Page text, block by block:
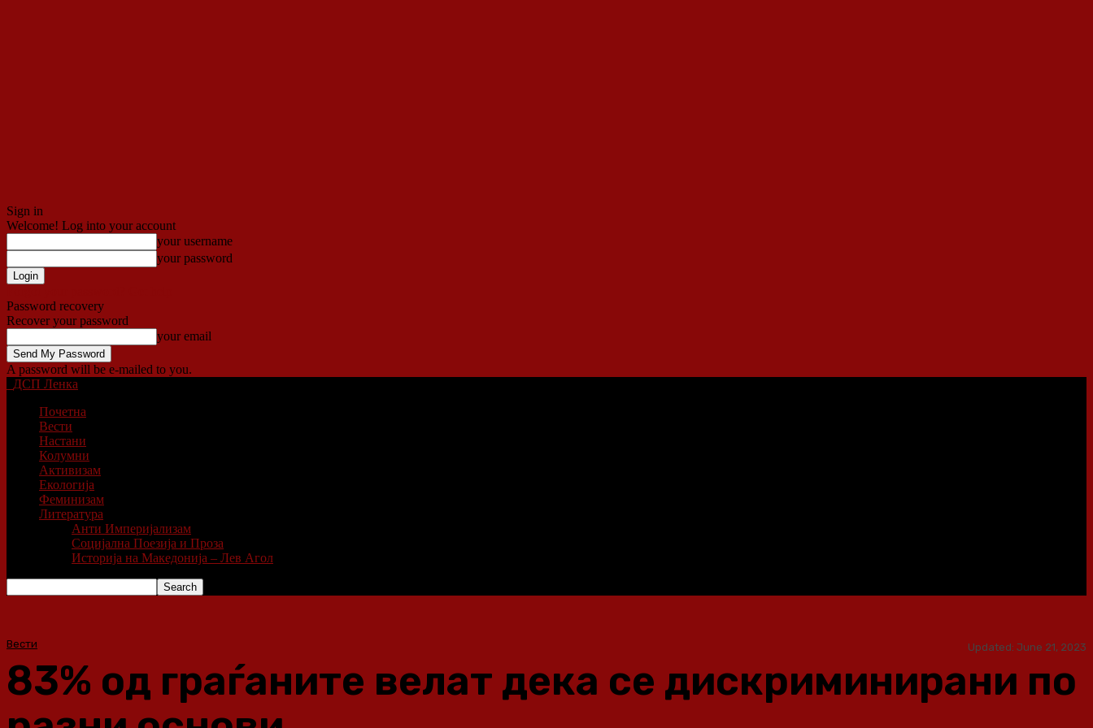
Sign in
Welcome! Log into your account
your username
your password
Password recovery
Recover your password
your email
A password will be e-mailed to you.
ДСП Ленка
Почетна
Вести
Настани
Колумни
Активизам
Екологија
Феминизам
Литература
Анти Империјализам
Социјална Поезија и Проза
Историја на Македонија – Лев Агол
Вести Updated: June 21, 2023
83% од граѓаните велат дека се дискриминирани по